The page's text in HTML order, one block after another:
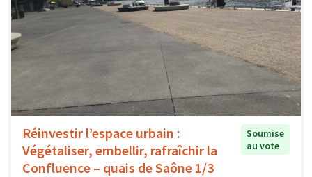
Réinvestir l’espace urbain :
Végétaliser, embellir, rafraîchir la
Confluence – quais de Saône 1/3
Soumise
au vote